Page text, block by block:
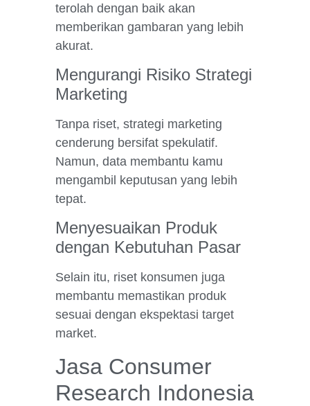
terolah dengan baik akan
memberikan gambaran yang lebih
akurat.
Mengurangi Risiko Strategi
Marketing
Tanpa riset, strategi marketing
cenderung bersifat spekulatif.
Namun, data membantu kamu
mengambil keputusan yang lebih
tepat.
Menyesuaikan Produk
dengan Kebutuhan Pasar
Selain itu, riset konsumen juga
membantu memastikan produk
sesuai dengan ekspektasi target
market.
Jasa Consumer
Research Indonesia